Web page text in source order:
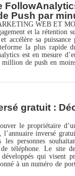
Push par
WEB ET
et la rétention
accélère sa
la plus rapide
est en mesure
de push en moins
gratuit :
le propriétaire
l’annuaire inversé
les personnes
téléphone. Le site
développés qui visent
à un numéro de